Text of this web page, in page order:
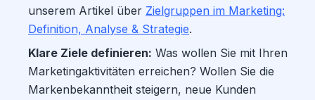
unserem Artikel über Zielgruppen im Marketing:
Definition, Analyse & Strategie.
Klare Ziele definieren: Was wollen Sie mit Ihren
Marketingaktivitäten erreichen? Wollen Sie die
Markenbekanntheit steigern, neue Kunden